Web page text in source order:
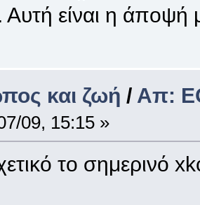
Αυτή είναι η άποψή
και ζωή / Απ:
09, 15:15 »
το σημερινό